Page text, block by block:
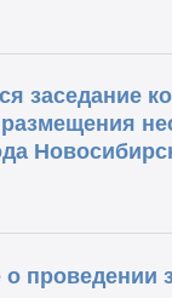
заседание
проведении